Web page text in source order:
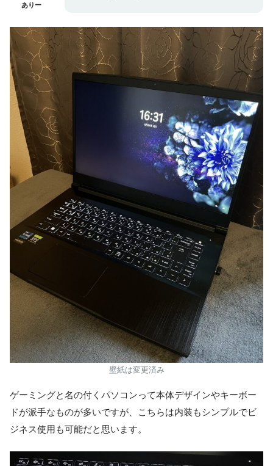
ありー
壁紙は変更済み
ゲーミングと名の付くパソコンって本体デザインやキーボー
ドが派手なものが多いですが、こちらは内装もシンプルでビ
ジネス使用も可能だと思います。